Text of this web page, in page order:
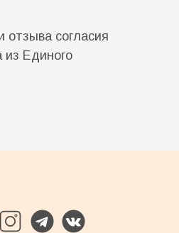
отзыва согласия
из Единого